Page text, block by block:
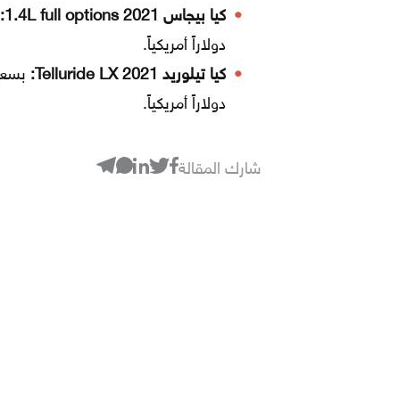
كيا بيجاس 1.4L full options 2021:
دولاراً أمريكياً.
كيا تيلوريد Telluride LX 2021:
دولاراً أمريكياً.
شارك المقالة